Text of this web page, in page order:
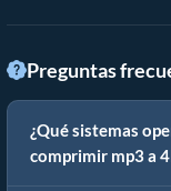
Preguntas
¿Qué sistemas
comprimir mp3 a